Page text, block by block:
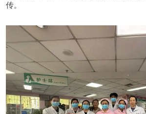
传。